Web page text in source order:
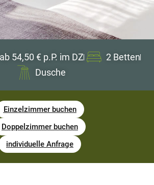
54,50 € p.P. im DZ
2 Betten
Dusche
Einzelzimmer buchen
Doppelzimmer buchen
individuelle Anfrage